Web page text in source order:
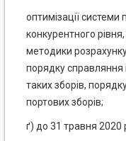
оптимізації системи
конкурентного
методики
порядку справляння
таких зборів,
портових зборів;
ґ) до 31 травня 2020